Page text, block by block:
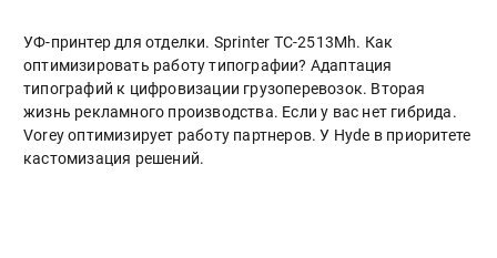
УФ-принтер для отделки. Sprinter ТС-2513Mh. Как
оптимизировать работу типографии? Адаптация
типографий к цифровизации грузоперевозок. Вторая
жизнь рекламного производства. Если у вас нет гибрида.
Vorey оптимизирует работу партнеров. У Hyde в приоритете
кастомизация решений.